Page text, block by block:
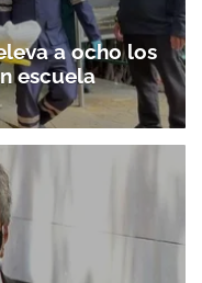
a ocho los
escuela